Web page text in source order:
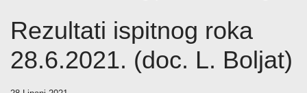
Rezultati ispitnog roka
28.6.2021. (doc. L. Boljat)